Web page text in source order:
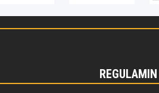
REGULAMIN